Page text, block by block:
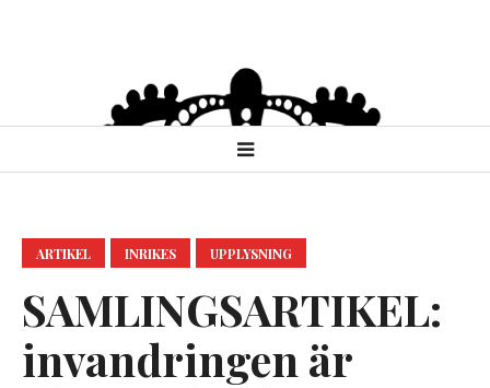
ARTIKEL INRIKES UPPLYSNING
SAMLINGSARTIKEL:
invandringen är